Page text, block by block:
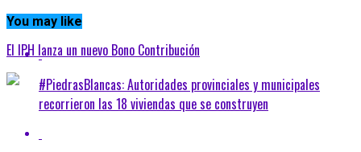
Don't Miss
El IPH lanza un nuevo Bono Contribución
You may like
#PiedrasBlancas: Autoridades provinciales y municipales
recorrieron las 18 viviendas que se construyen